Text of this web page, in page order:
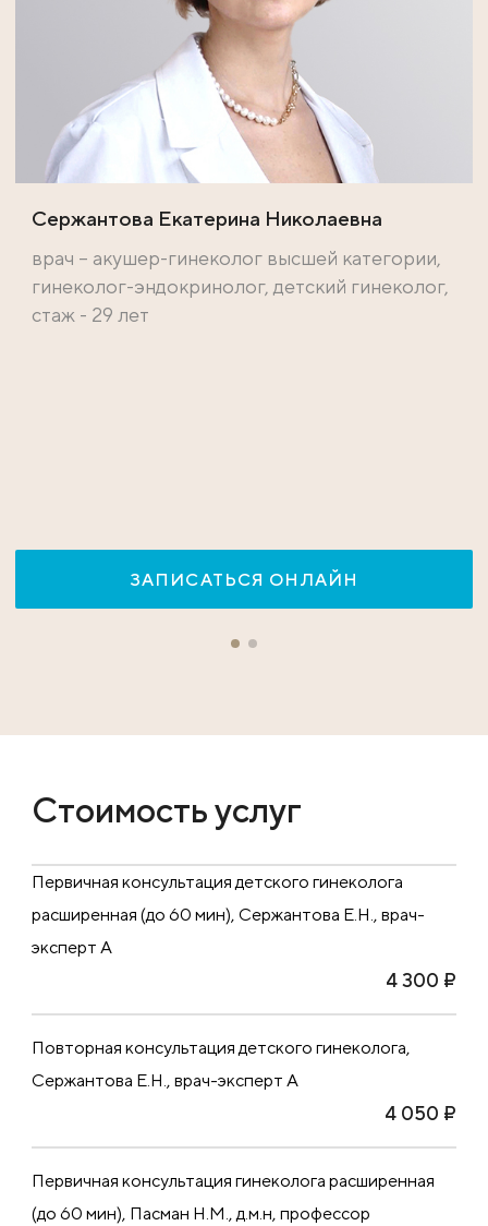
Сержантова Екатерина Николаевна
врач – акушер-гинеколог высшей категории,
гинеколог-эндокринолог, детский гинеколог,
стаж - 29 лет
ЗАПИСАТЬСЯ ОНЛАЙН
Стоимость услуг
Первичная консультация детского гинеколога
расширенная (до 60 мин), Сержантова Е.Н., врач-
эксперт А
4 300 ₽
Повторная консультация детского гинеколога,
Сержантова Е.Н., врач-эксперт А
4 050 ₽
Первичная консультация гинеколога расширенная
(до 60 мин), Пасман Н.М., д.м.н, профессор